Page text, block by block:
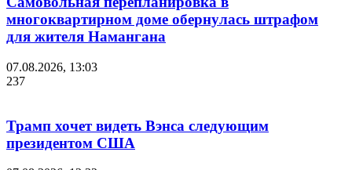
многоквартирном доме обернулась штрафом
для жителя Намангана
07.08.2026, 13:03
237
Трамп хочет видеть Вэнса следующим
президентом США